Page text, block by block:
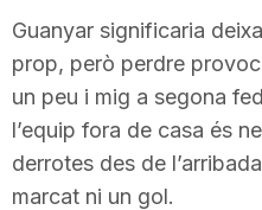
Guanyar significaria
prop, però perdre
un peu i mig a segona
l’equip fora de casa és
derrotes des de
marcat ni un gol.